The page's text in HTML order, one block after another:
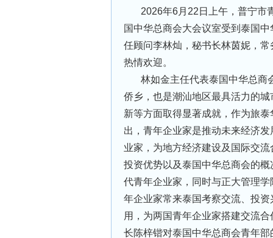
2026年6月22日上午，普宁市
国中华总商会大会议室受到泰国
任顾问李林灿，秘书长林茵妮，
热情欢迎。
林如金主任代表泰国中华总商
侨乡，也是潮汕地区最具活力的
新等方面取得显著成就，作为旅
出，青年企业家是推动未来经济
业家，为地方经济建设及国际交
投资优势以及泰国中华总商会的
代青年企业家，同时与正大管理
年企业家常来泰国考察交流、投
用，为两国青年企业家搭建交流
长陈梓锴对泰国中华总商会青年